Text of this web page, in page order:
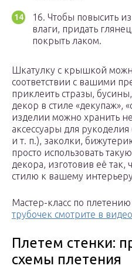
16. Чтобы повысить
влаги, придать
покрыть лаком.
Шкатулку с крышкой
соответствии с вашими
приклеить стразы,
декор в стиле «декупаж»,
изделии можно хранить
аксессуары для
и т. п.), заколки,
просто использовать
декора, изготовив её так,
стилю к вашему
Мастер-класс по
трубочек смотрите в видео
Плетем стенки:
схемы плетения